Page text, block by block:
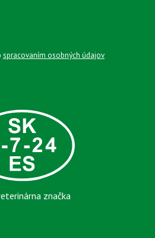
spracovaním osobných údajov
značka